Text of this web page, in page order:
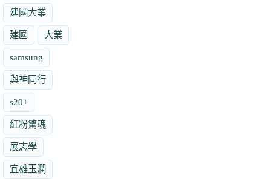
建國大業
建國 大業
samsung
與神同行
s20+
紅粉驚魂
展志學
宜雄玉潤